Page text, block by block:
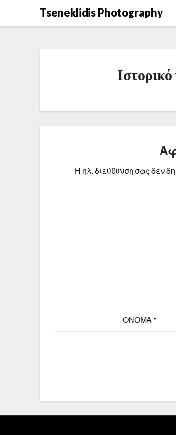
Tseneklidis Photography
Η ηλ. διεύθυνση σας δεν
ΌΝΟΜΑ *